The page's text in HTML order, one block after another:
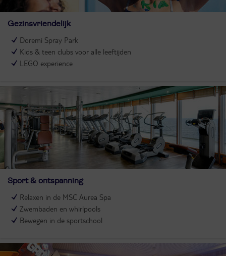
Gezinsvriendelijk
Doremi Spray Park
Kids & teen clubs voor alle leeftijden
LEGO experience
Sport & ontspanning
Relaxen in de MSC Aurea Spa
Zwembaden en whirlpools
Bewegen in de sportschool